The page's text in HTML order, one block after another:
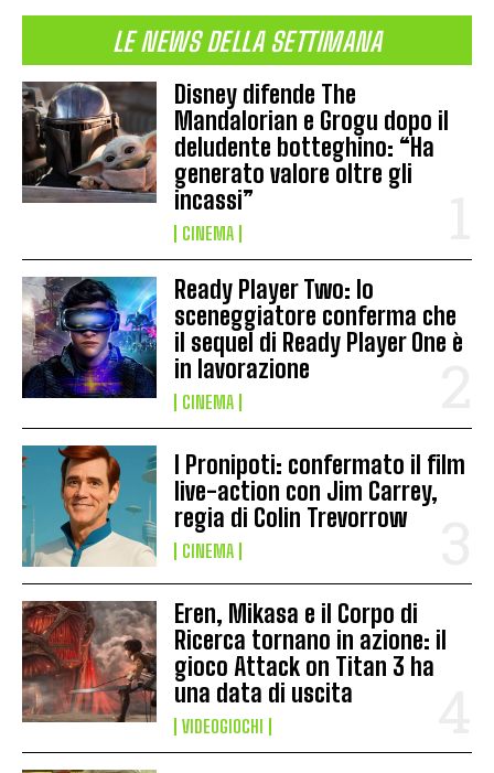
LE NEWS DELLA SETTIMANA
Disney difende The
Mandalorian e Grogu dopo il
deludente botteghino: “Ha
generato valore oltre gli
incassi”
CINEMA
Ready Player Two: lo
sceneggiatore conferma che
il sequel di Ready Player One è
in lavorazione
CINEMA
I Pronipoti: confermato il film
live-action con Jim Carrey,
regia di Colin Trevorrow
CINEMA
Eren, Mikasa e il Corpo di
Ricerca tornano in azione: il
gioco Attack on Titan 3 ha
una data di uscita
VIDEOGIOCHI